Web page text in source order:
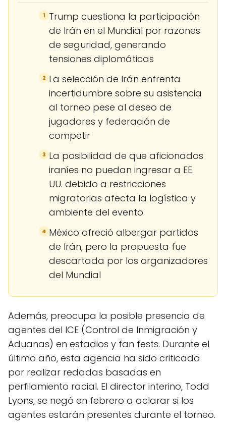
1 Trump cuestiona la participación
de Irán en el Mundial por razones
de seguridad, generando
tensiones diplomáticas
2 La selección de Irán enfrenta
incertidumbre sobre su asistencia
al torneo pese al deseo de
jugadores y federación de
competir
3 La posibilidad de que aficionados
iraníes no puedan ingresar a EE.
UU. debido a restricciones
migratorias afecta la logística y
ambiente del evento
4 México ofreció albergar partidos
de Irán, pero la propuesta fue
descartada por los organizadores
del Mundial
Además, preocupa la posible presencia de
agentes del ICE (Control de Inmigración y
Aduanas) en estadios y fan fests. Durante el
último año, esta agencia ha sido criticada
por realizar redadas basadas en
perfilamiento racial. El director interino, Todd
Lyons, se negó en febrero a aclarar si los
agentes estarán presentes durante el torneo.